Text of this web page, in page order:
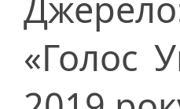
«Голос